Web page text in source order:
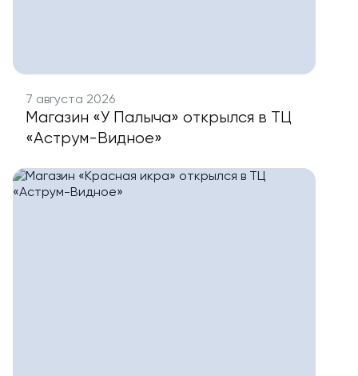
7 августа 2026
Магазин «У Палыча» открылся в ТЦ
«Аструм-Видное»